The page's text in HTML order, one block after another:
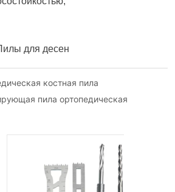
костная пила
пила ортопедическая